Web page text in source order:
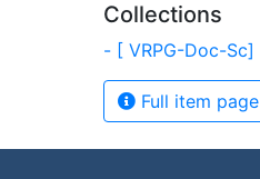
Collections
Full item page